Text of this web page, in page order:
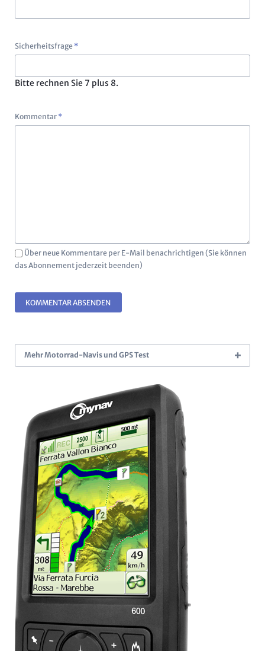
Pflichtfeld
Sicherheitsfrage *
Bitte rechnen Sie 7 plus 8.
Pflichtfeld
Kommentar *
Über neue Kommentare per E-Mail benachrichtigen (Sie können
das Abonnement jederzeit beenden)
KOMMENTAR ABSENDEN
Mehr Motorrad-Navis und GPS Test